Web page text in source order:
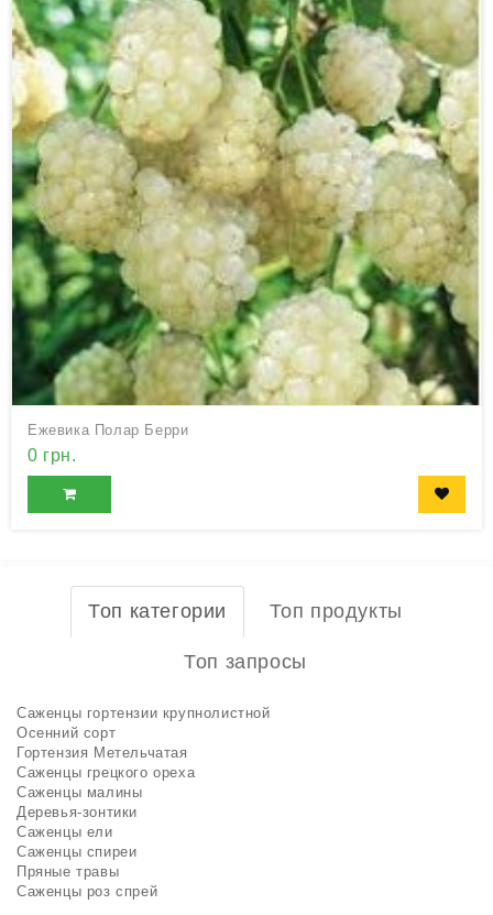
Ежевика Полар Берри
0 грн.
Топ категории Топ продукты
Топ запросы
Саженцы гортензии крупнолистной
Осенний сорт
Гортензия Метельчатая
Саженцы грецкого ореха
Саженцы малины
Деревья-зонтики
Саженцы ели
Саженцы спиреи
Пряные травы
Саженцы роз спрей